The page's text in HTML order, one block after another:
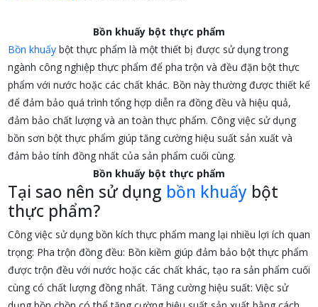
Bồn khuấy bột thực phẩm
Bồn khuấybột thực phẩm là một thiết bị được sử dụng trong
ngành công nghiệp thực phẩm để pha trộn và đều đặn bột thực
phẩm với nước hoặc các chất khác. Bồn này thường được thiết kế
để đảm bảo quá trình tổng hợp diễn ra đồng đều và hiệu quả,
đảm bảo chất lượng và an toàn thực phẩm. Công việc sử dụng
bồn sơn bột thực phẩm giúp tăng cường hiệu suất sản xuất và
đảm bảo tính đồng nhất của sản phẩm cuối cùng.
Bồn khuấy bột thực phẩm
Tại sao nên sử dụng bồn khuấybột
thực phẩm?
Công việc sử dụng bồn kích thực phẩm mang lại nhiều lợi ích quan
trọng: Pha trộn đồng đều: Bồn kiềm giúp đảm bảo bột thực phẩm
được trộn đều với nước hoặc các chất khác, tạo ra sản phẩm cuối
cùng có chất lượng đồng nhất. Tăng cường hiệu suất: Việc sử